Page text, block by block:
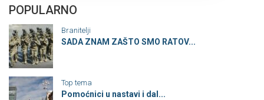
POPULARNO
Branitelji
SADA ZNAM ZAŠTO SMO RATOV...
Top tema
Pomoćnici u nastavi i dal...